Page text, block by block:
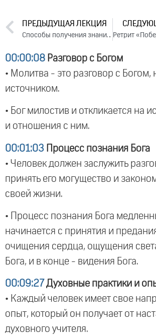
ПРЕДЫДУЩАЯ ЛЕКЦИЯ
Способы получения знаний. Ответы на вопросы, 2024
00:00:08 Разговор с Богом
• Молитва - это разговор с Богом,
источником.
• Бог милостив и откликается на
и отношения с ним.
00:01:03 Процесс познания Бога
• Человек должен заслужить
принять его могущество и
своей жизни.
• Процесс познания Бога
начинается с принятия и
очищения сердца, ощущения
Бога, и в конце - видения Бога.
00:09:27 Духовные практики и
• Каждый человек имеет свое
опыт, который он получает от
духовного учителя.